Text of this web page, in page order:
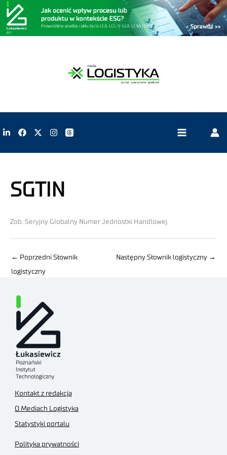
SGTIN
Zob. Seryjny Globalny Numer Jednostki Handlowej.
← Poprzedni Słownik
logistyczny
Następny Słownik logistyczny →
Kontakt z redakcją
O Mediach Logistyka
Statystyki portalu
Polityka prywatności